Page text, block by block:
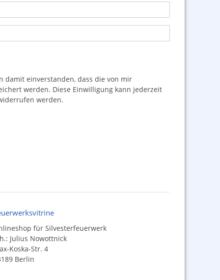
einverstanden, dass die von mir
werden. Diese Einwilligung kann jederzeit
werden.
für Silvesterfeuerwerk
Julius Nowottnick
Koska-Str. 4
Berlin